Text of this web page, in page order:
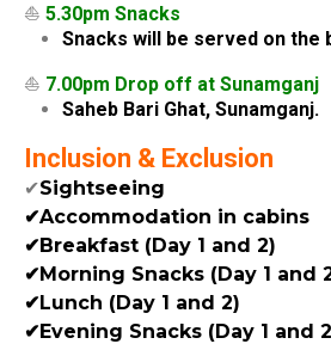
⛵ 5.30pm Snacks
Snacks will be served on the
⛵ 7.00pm Drop off at Sunamganj
Saheb Bari Ghat, Sunamganj.
Inclusion & Exclusion
✔Sightseeing
✔Accommodation in cabins
✔Breakfast (Day 1 and 2)
✔Morning Snacks (Day 1 and
✔Lunch (Day 1 and 2)
✔Evening Snacks (Day 1 and